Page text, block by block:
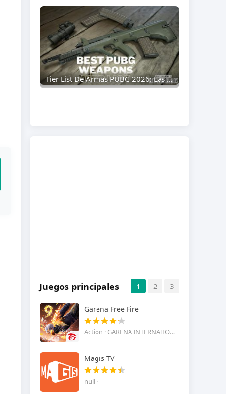
Tier List De Armas PUBG 2026: Las Mejores Armas Clasificadas De La S A La D (Guía Actualizada)
Juegos principales 1 2 3
Garena Free Fire
Action · GARENA INTERNATIONAL I
Magis TV
null ·